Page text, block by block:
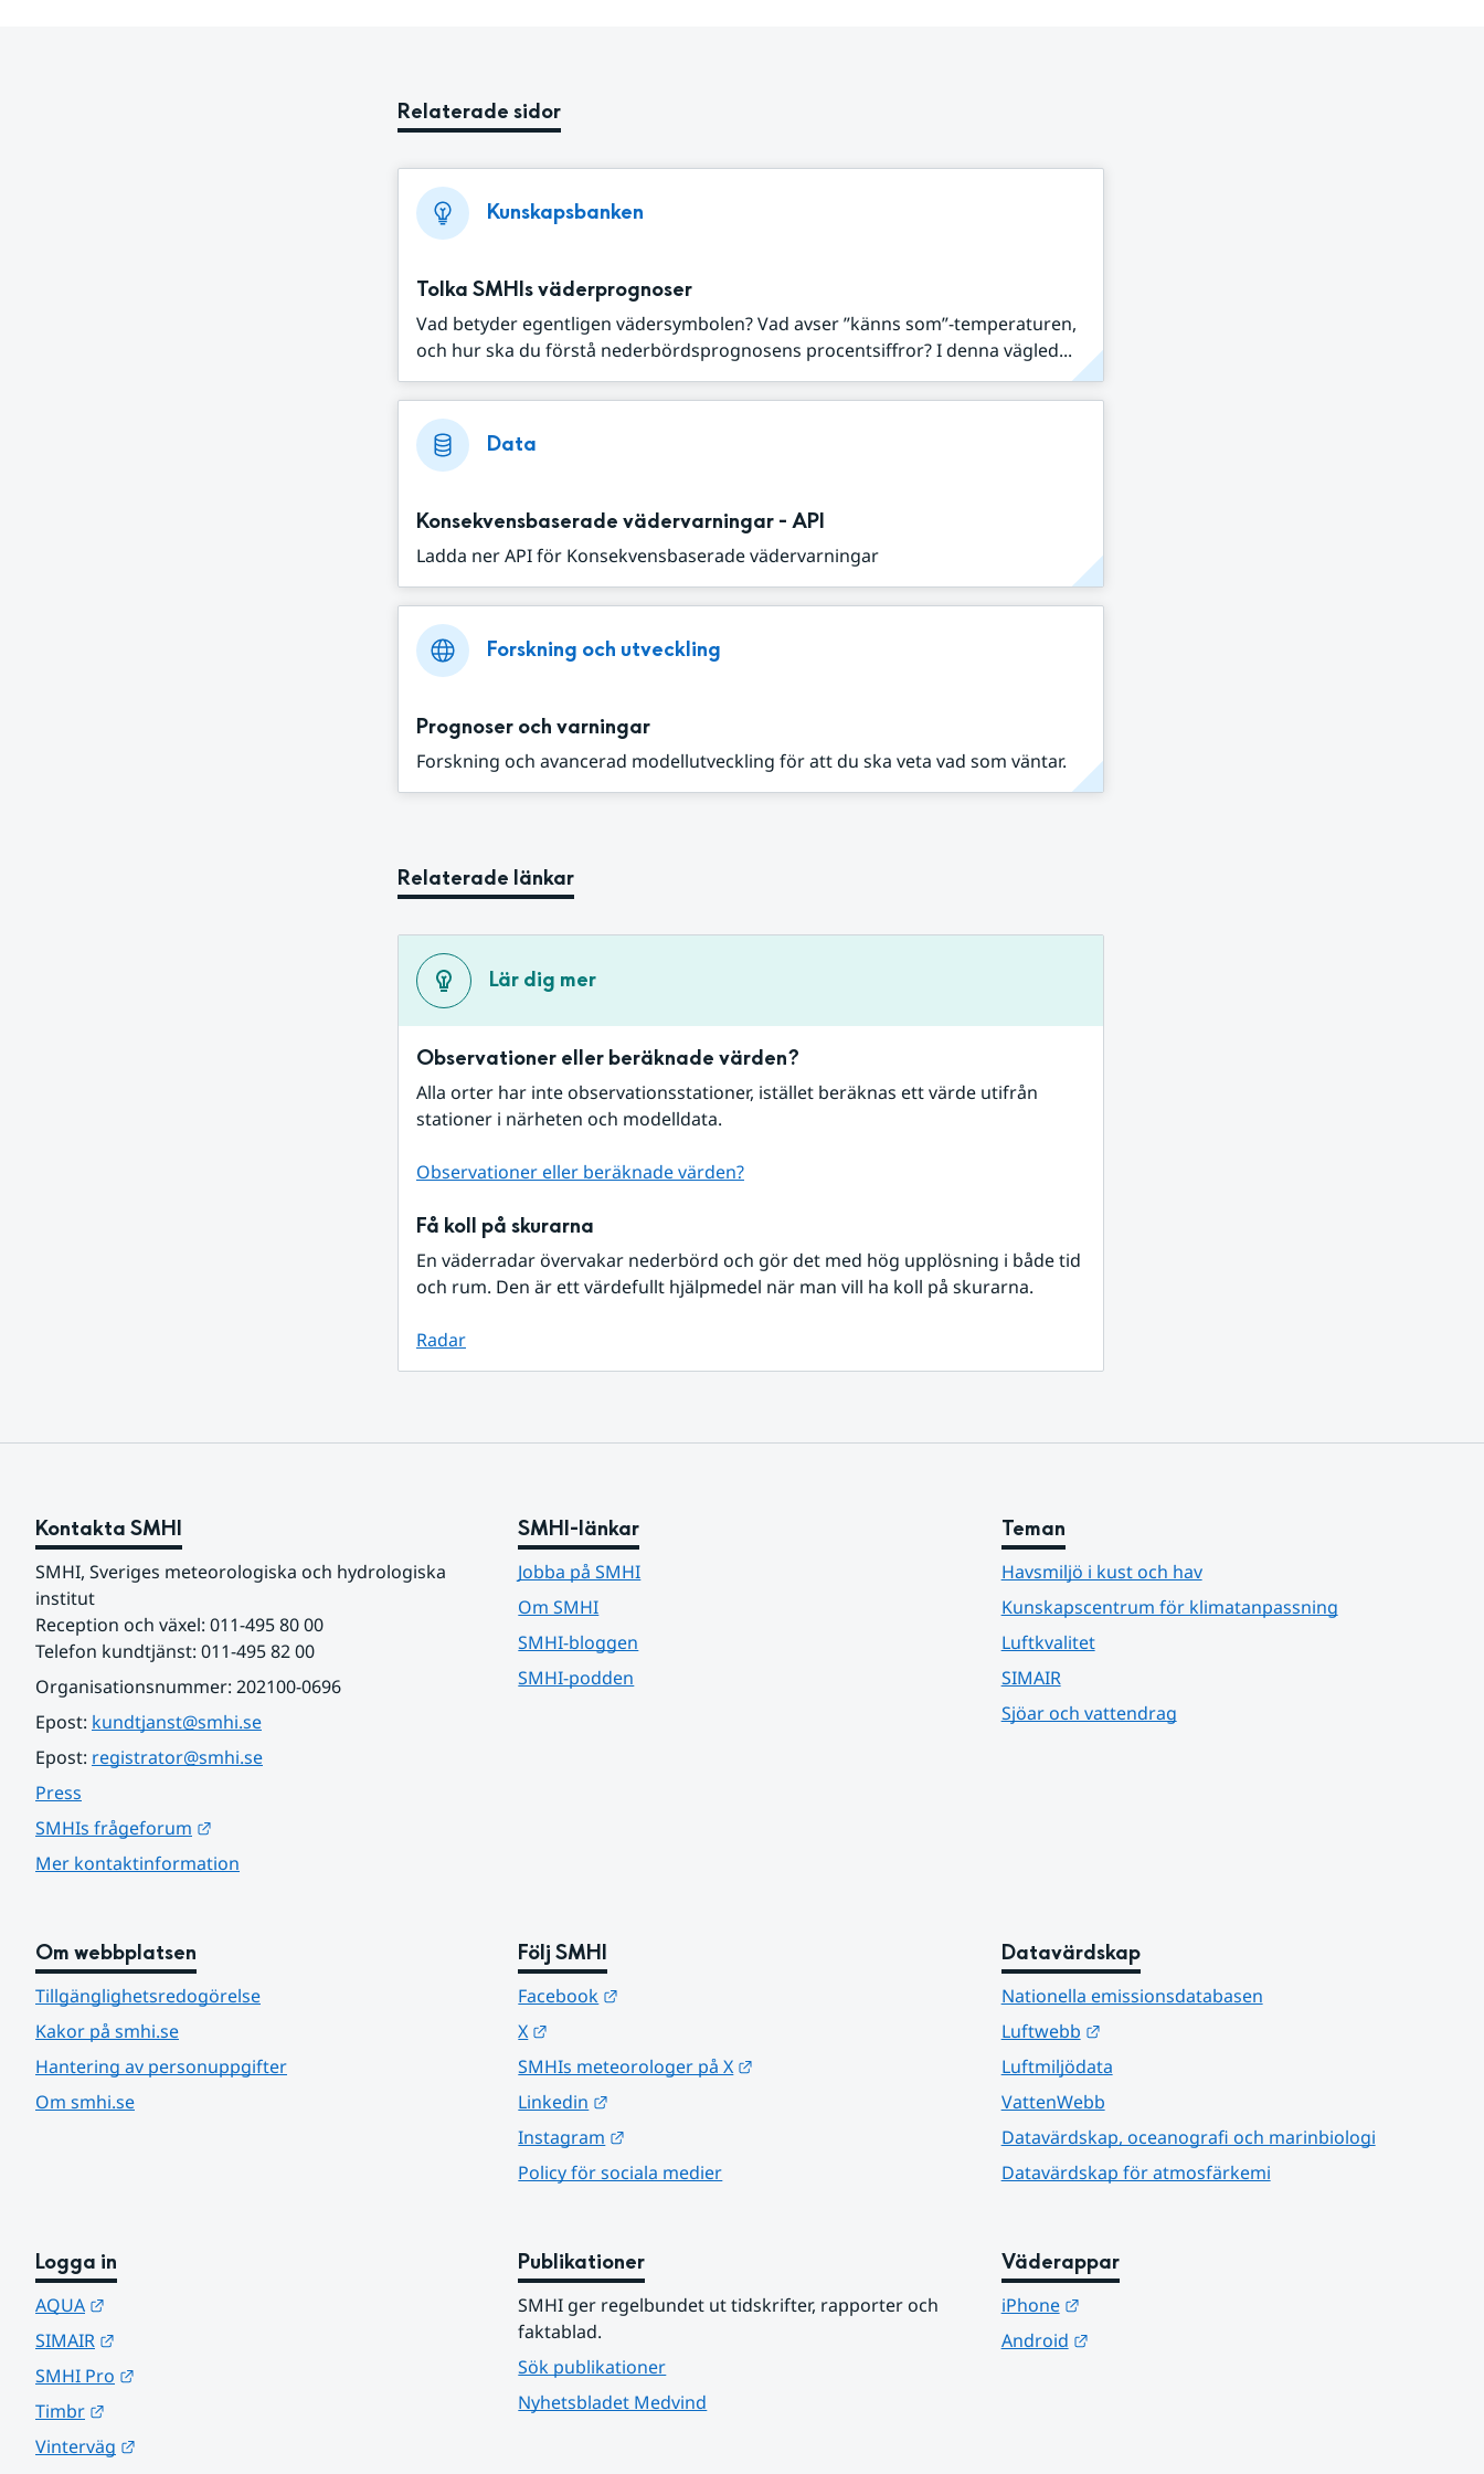
Relaterade sidor
Kunskapsbanken
Tolka SMHIs väderprognoser
Vad betyder egentligen vädersymbolen? Vad avser ”känns som”-temperaturen,
och hur ska du förstå nederbördsprognosens procentsiffror? I denna vägled...
Data
Konsekvensbaserade vädervarningar - API
Ladda ner API för Konsekvensbaserade vädervarningar
Forskning och utveckling
Prognoser och varningar
Forskning och avancerad modellutveckling för att du ska veta vad som väntar.
Relaterade länkar
Lär dig mer
Observationer eller beräknade värden?
Alla orter har inte observationsstationer, istället beräknas ett värde utifrån
stationer i närheten och modelldata.
Observationer eller beräknade värden?
Få koll på skurarna
En väderradar övervakar nederbörd och gör det med hög upplösning i både tid
och rum. Den är ett värdefullt hjälpmedel när man vill ha koll på skurarna.
Radar
Kontakta SMHI
SMHI, Sveriges meteorologiska och hydrologiska
institut
Reception och växel: 011-495 80 00
Telefon kundtjänst: 011-495 82 00
Organisationsnummer: 202100-0696
Epost: kundtjanst@smhi.se
Epost: registrator@smhi.se
Press
SMHIs frågeforum
Mer kontaktinformation
SMHI-länkar
Jobba på SMHI
Om SMHI
SMHI-bloggen
SMHI-podden
Teman
Havsmiljö i kust och hav
Kunskapscentrum för klimatanpassning
Luftkvalitet
SIMAIR
Sjöar och vattendrag
Om webbplatsen
Tillgänglighetsredogörelse
Kakor på smhi.se
Hantering av personuppgifter
Om smhi.se
Följ SMHI
Facebook
X
SMHIs meteorologer på X
Linkedin
Instagram
Policy för sociala medier
Datavärdskap
Nationella emissionsdatabasen
Luftwebb
Länk till annan webbplats.
Luftmiljödata
VattenWebb
Datavärdskap, oceanografi och marinbiologi
Datavärdskap för atmosfärkemi
Logga in
AQUA
SIMAIR
SMHI Pro
Timbr
Vinterväg
Publikationer
SMHI ger regelbundet ut tidskrifter, rapporter och
faktablad.
Sök publikationer
Nyhetsbladet Medvind
Väderappar
iPhone
Länk till annan webbplats.
Android
Länk till annan webbplats.